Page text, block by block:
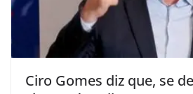
Ciro Gomes diz que, se